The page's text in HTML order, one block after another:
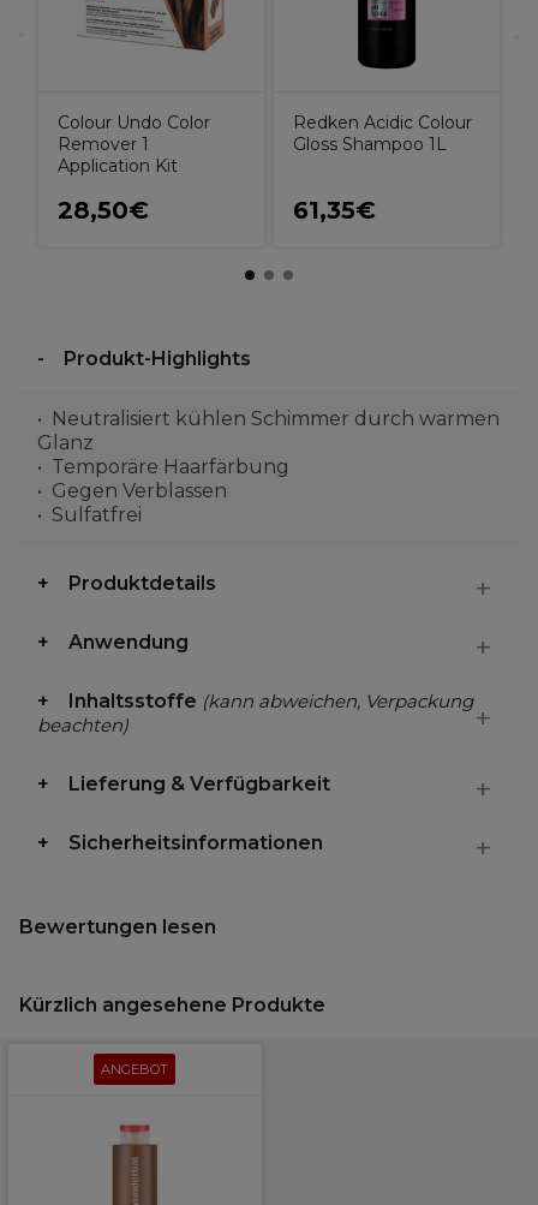
Colour Undo Color
Remover 1
Application Kit
28,50€
Redken Acidic Colour
Gloss Shampoo 1L
61,35€
Produkt-Highlights
Neutralisiert kühlen Schimmer durch warmen
Glanz
Temporäre Haarfärbung
Gegen Verblassen
Sulfatfrei
Produktdetails
Anwendung
Inhaltsstoffe (kann abweichen, Verpackung
beachten)
Lieferung & Verfügbarkeit
Sicherheitsinformationen
Bewertungen lesen
Kürzlich angesehene Produkte
ANGEBOT